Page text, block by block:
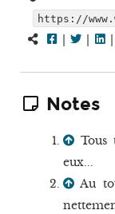
https://
| | |
Notes
Tous
eux...
Au